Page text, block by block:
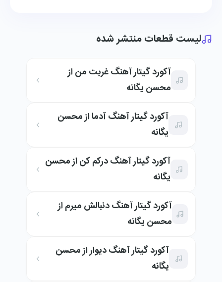
لیست قطعات منتشر شده
آکورد گیتار آهنگ غربت من از
محسن یگانه
آکورد گیتار آهنگ آدما از محسن
یگانه
آکورد گیتار آهنگ درکم کن از محسن
یگانه
آکورد گیتار آهنگ دنبالش میرم از
محسن یگانه
آکورد گیتار آهنگ دیوار از محسن
یگانه